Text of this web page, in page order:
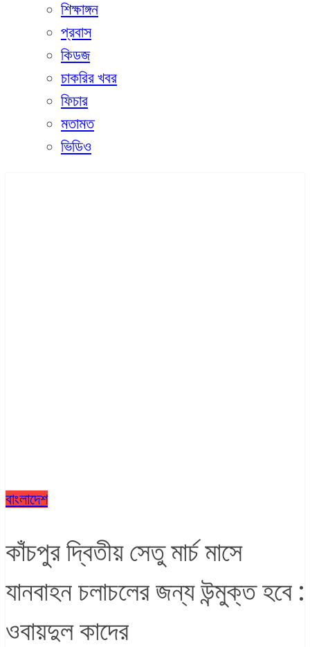
শিক্ষাঙ্গন
প্রবাস
কিডজ
চাকরির খবর
ফিচার
মতামত
ভিডিও
বাংলাদেশ
কাঁচপুর দ্বিতীয় সেতু মার্চ মাসে
যানবাহন চলাচলের জন্য উন্মুক্ত হবে :
ওবায়দুল কাদের